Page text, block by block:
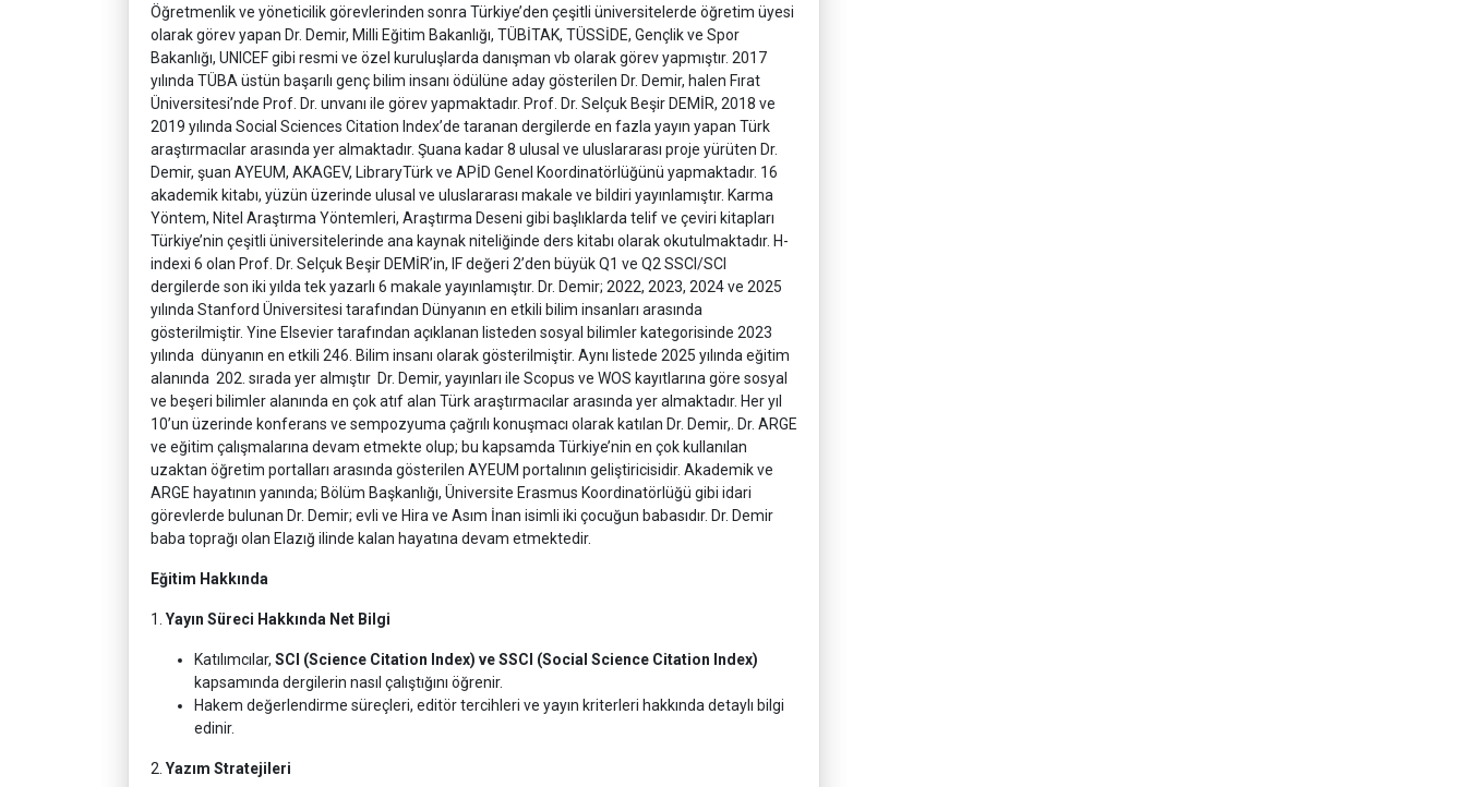
Öğretmenlik ve yöneticilik görevlerinden sonra Türkiye’den çeşitli üniversitelerde öğretim üyesi
olarak görev yapan Dr. Demir, Milli Eğitim Bakanlığı, TÜBİTAK, TÜSSİDE, Gençlik ve Spor
Bakanlığı, UNICEF gibi resmi ve özel kuruluşlarda danışman vb olarak görev yapmıştır. 2017
yılında TÜBA üstün başarılı genç bilim insanı ödülüne aday gösterilen Dr. Demir, halen Fırat
Üniversitesi’nde Prof. Dr. unvanı ile görev yapmaktadır. Prof. Dr. Selçuk Beşir DEMİR, 2018 ve
2019 yılında Social Sciences Citation Index’de taranan dergilerde en fazla yayın yapan Türk
araştırmacılar arasında yer almaktadır. Şuana kadar 8 ulusal ve uluslararası proje yürüten Dr.
Demir, şuan AYEUM, AKAGEV, LibraryTürk ve APİD Genel Koordinatörlüğünü yapmaktadır. 16
akademik kitabı, yüzün üzerinde ulusal ve uluslararası makale ve bildiri yayınlamıştır. Karma
Yöntem, Nitel Araştırma Yöntemleri, Araştırma Deseni gibi başlıklarda telif ve çeviri kitapları
Türkiye’nin çeşitli üniversitelerinde ana kaynak niteliğinde ders kitabı olarak okutulmaktadır. H-
indexi 6 olan Prof. Dr. Selçuk Beşir DEMİR’in, IF değeri 2’den büyük Q1 ve Q2 SSCI/SCI
dergilerde son iki yılda tek yazarlı 6 makale yayınlamıştır. Dr. Demir; 2022, 2023, 2024 ve 2025
yılında Stanford Üniversitesi tarafından Dünyanın en etkili bilim insanları arasında
gösterilmiştir. Yine Elsevier tarafından açıklanan listeden sosyal bilimler kategorisinde 2023
yılında dünyanın en etkili 246. Bilim insanı olarak gösterilmiştir. Aynı listede 2025 yılında eğitim
alanında 202. sırada yer almıştır Dr. Demir, yayınları ile Scopus ve WOS kayıtlarına göre sosyal
ve beşeri bilimler alanında en çok atıf alan Türk araştırmacılar arasında yer almaktadır. Her yıl
10’un üzerinde konferans ve sempozyuma çağrılı konuşmacı olarak katılan Dr. Demir,. Dr. ARGE
ve eğitim çalışmalarına devam etmekte olup; bu kapsamda Türkiye’nin en çok kullanılan
uzaktan öğretim portalları arasında gösterilen AYEUM portalının geliştiricisidir. Akademik ve
ARGE hayatının yanında; Bölüm Başkanlığı, Üniversite Erasmus Koordinatörlüğü gibi idari
görevlerde bulunan Dr. Demir; evli ve Hira ve Asım İnan isimli iki çocuğun babasıdır. Dr. Demir
baba toprağı olan Elazığ ilinde kalan hayatına devam etmektedir.
Eğitim Hakkında
1. Yayın Süreci Hakkında Net Bilgi
Katılımcılar, SCI (Science Citation Index) ve SSCI (Social Science Citation Index)
kapsamında dergilerin nasıl çalıştığını öğrenir.
Hakem değerlendirme süreçleri, editör tercihleri ve yayın kriterleri hakkında detaylı bilgi
edinir.
2. Yazım Stratejileri